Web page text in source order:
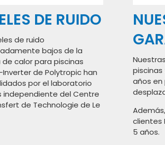
DE RUIDO
de ruido
bajos de la
calor para piscinas
de Polytropic han
por el laboratorio
independiente del Centre
de Technologie de Le
años en
clientes
5 años.